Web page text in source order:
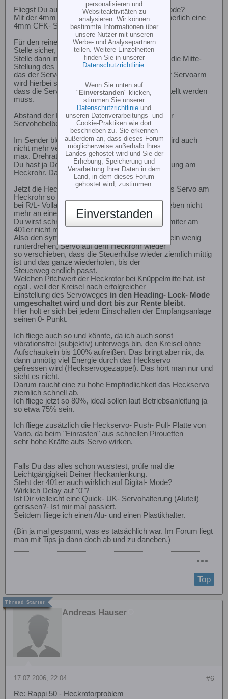
Fliegst Du ausschließlich im Heading- Lock- Mode?
Mit der 4mm GFK- Stange meinst Du doch sicherlich eine
4mm CFK- Stange, oder?
Für den reinen Heading - Lock- Betrieb:
Stelle sicher, dassalleHeckmischer aus sind.
Stelle dann im
Normal- Modus Deines Kreisels die Mitte-
Stellung des Heckservos so ein,
das der Servoarm 90° zum Heckrohr steht. Der Servoarm
wird hierbei so ins Raster geschoben,
dass die Servomitte so wenig wie möglich verstellt werden
muss.
Abstand der Mitte des Kugelkopfes zur Mitte der
Servohebelbefestigungsschraube = 16mm
Im Sender bleibt der Servoweg auf 100% und wird auch
nicht mehr verstellt, da er beim 401er nur die
max. Drehrate beeinflusst.
Du hast ja Dein Servo an der Quick- UK- Halterung am
Heckrohr. Das ist ein großer Vorteil.
Jetzt die Heck- Schubstange einhängen und das Servo am
Heckrohr so verschieben, dass
bei R/L- Vollausschlag die Steuerhülse gerade eben nicht
mehr an einen der Endanschläge kommt.
Du wirst schnell merken, dass das ohne den Limiter am
401er nicht möglich ist.
Also den symmetrischen Steuerwegbegrenzer ein wenig
runterdrehen, Servo auf dem Heckrohr wieder
so verschieben, dass die Steuerhülse wieder ziemlich mittig
ist und das ganze wiederholen, bis der
Steuerweg endlich passt.
Welchen Pitchwert der Heckrotor bei Knüppelmitte hat, ist
egal , weil der Kreisel nach erfolgreicher
Einstellung des Servoweges in den Heading- Lock- Mode
umgeschaltet wird und dort bis zur Rente bleibt.
Hier holt er sich bei jedem Einschalten der Empfangsanlage
seinen 0- Punkt.
Ich fliege auch so und könnte, da ich auch sonst
vibrationsfrei (subjektiv) unterwegs bin, den Kreisel ohne
Aufschaukeln bis 100% aufreißen. Das bringt aber nix, da
dann unnötig viel Energie durch das Heckservo
gefressen wird (Heckservogezappel). Das hört man nur und
sieht es nicht.
Darum raucht eine zu hohe Empfindlichkeit das Heckservo
ziemlich schnell ab.
Ich fliege jetzt so 80%, ideal sollen laut Betriebsanleitung ja
so etwa 75% sein.
Ich fliege zusätzlich die Heckservo- Push- Pull- Platte von
Vario, da beim "Einrasten" aus schnellen Pirouetten
sehr hohe Kräfte aufs Servo wirken.
Falls Du das alles schon wusstest, prüfe mal die
Leichtgängigkeit Deiner Heckanlenkung.
Steht der 401er auch wirklich auf Digital- Mode?
Wirklich Delay auf "0"?
Ist Dir vielleicht eine Quick- UK- Servohalterung (Aluteil)
gerissen?- Ist mir mal passiert.
Seitdem fliege ich einen Alu- und einen Plastikhalter.
(Bin ja mal gespannt, was es tatsächlich war. Im Forum liegt
man mit Tips ja dann doch ab und zu daneben.)
Top
Andreas Hauser
#6
17.07.2006, 22:04
Re: Rappi 50 - Heckrotorproblem
personalisieren und
Websiteaktivitäten zu
analysieren. Wir können
bestimmte Informationen über
unsere Nutzer mit unseren
Werbe- und Analysepartnern
teilen. Weitere Einzelheiten
finden Sie in unserer
Datenschutzrichtlinie.
Wenn Sie unten auf
" Einverstanden" klicken,
stimmen Sie unserer
Datenschutzrichtlinie und
unseren Datenverarbeitungs- und
Cookie-Praktiken wie dort
beschrieben zu. Sie erkennen
außerdem an, dass dieses Forum
möglicherweise außerhalb Ihres
Landes gehostet wird und Sie der
Erhebung, Speicherung und
Verarbeitung Ihrer Daten in dem
Land, in dem dieses Forum
gehostet wird, zustimmen.
Einverstanden